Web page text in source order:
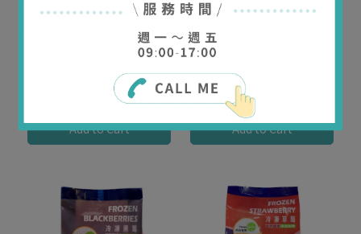
冷凍野生藍莓
NT$229
Add to Cart
冷凍覆盆莓
NT$229
Add to Cart